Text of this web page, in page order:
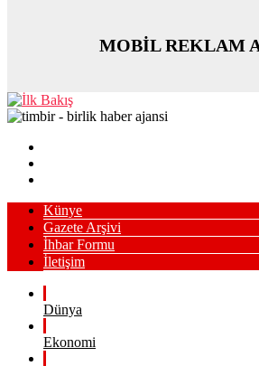
MOBİL REKLAM
Künye
Gazete Arşivi
İhbar Formu
İletişim
Dünya
Ekonomi